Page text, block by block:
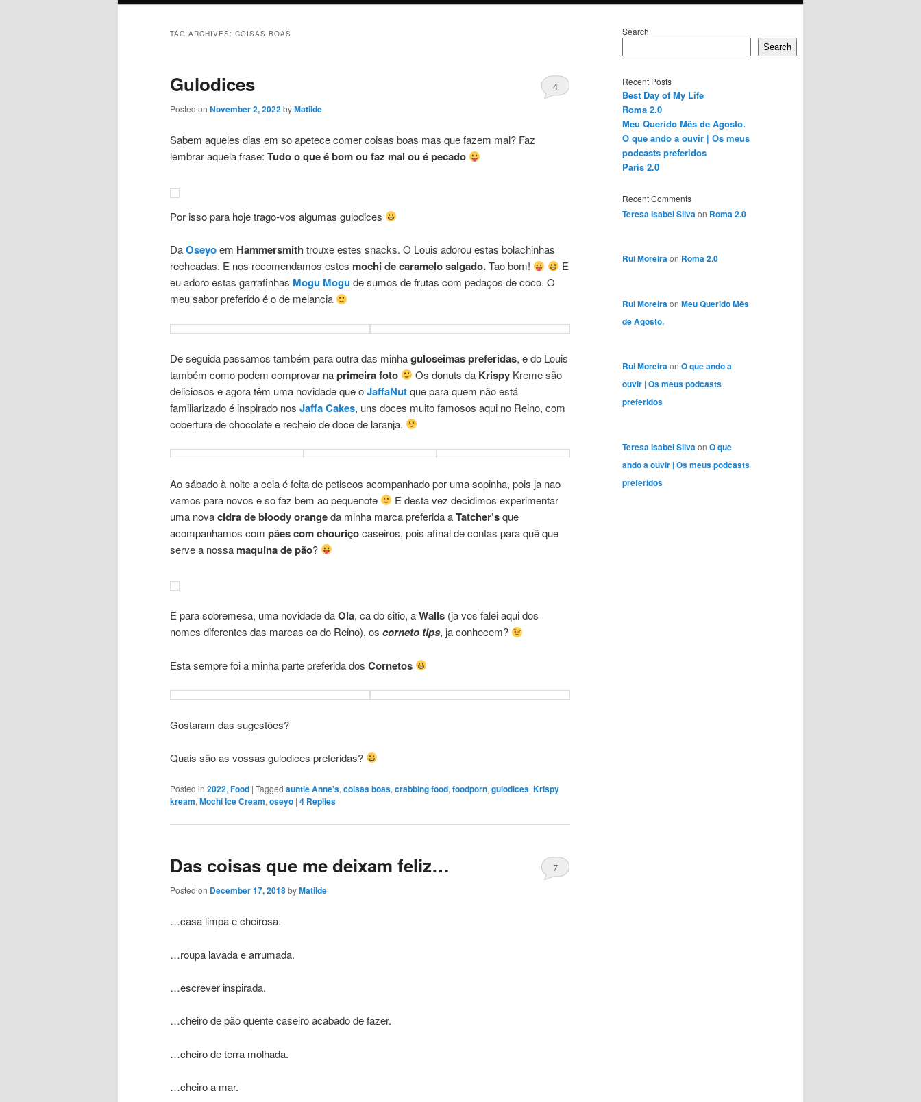
TAG ARCHIVES: COISAS BOAS
Gulodices
Posted on November 2, 2022byMatilde
4
Sabem aqueles dias em so apetece comer coisas boas mas que fazem mal? Faz
lembrar aquela frase: Tudo o que é bom ou faz mal ou é pecado
Por isso para hoje trago-vos algumas gulodices
DaOseyoem Hammersmith trouxe estes snacks. O Louis adorou estas bolachinhas
recheadas. E nos recomendamos estes mochi de caramelo salgado.Tao bom!
E
eu adoro estas garrafinhas Mogu Mogude sumos de frutas com pedaços de coco. O
meu sabor preferido é o de melancia
De seguida passamos também para outra das minhaguloseimas preferidas, e do Louis
também como podem comprovar naprimeira foto Os donuts da Krispy Kreme são
deliciosos e agora têm uma novidade que oJaffaNutque para quem não está
familiarizado é inspirado nos Jaffa Cakes, uns doces muito famosos aqui no Reino, com
cobertura de chocolate e recheio de doce de laranja.
Ao sábado à noite a ceia é feita de petiscos acompanhado por uma sopinha, pois ja nao
vamos para novos e so faz bem ao pequenote
E desta vez decidimos experimentar
uma novacidra de bloody orangeda minha marca preferida aTatcher’sque
acompanhamos com pães com chouriçocaseiros, pois afinal de contas para quê que
serve a nossa maquina de pão?
E para sobremesa, uma novidade daOla, ca do sitio, aWalls (ja vos falei aqui dos
nomes diferentes das marcas ca do Reino), os corneto tips, ja conhecem?
Esta sempre foi a minha parte preferida dos Cornetos
Gostaram das sugestões?
Quais são as vossas gulodices preferidas?
Posted in 2022, Food | Tagged auntie Anne's, coisas boas, crabbing food, foodporn, gulodices, Krispy
kream, Mochi Ice Cream, oseyo | 4 Replies
Das coisas que me deixam feliz…
Posted on December 17, 2018byMatilde
7
…casa limpa e cheirosa.
…roupa lavada e arrumada.
…escrever inspirada.
…cheiro de pão quente caseiro acabado de fazer.
…cheiro de terra molhada.
…cheiro a mar.
Search
Search
Recent Posts
Best Day of My Life
Roma 2.0
Meu Querido Mês de Agosto.
O que ando a ouvir | Os meus
podcasts preferidos
Paris 2.0
Recent Comments
Teresa Isabel Silvaon Roma 2.0
Rui Moreiraon Roma 2.0
Rui Moreiraon Meu Querido Mês
de Agosto.
Rui Moreiraon O que ando a
ouvir | Os meus podcasts
preferidos
Teresa Isabel Silva on O que
ando a ouvir | Os meus podcasts
preferidos